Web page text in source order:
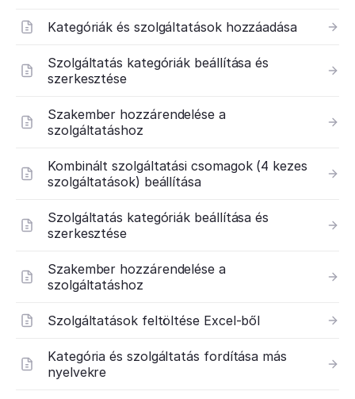
Kategóriák és szolgáltatások hozzáadása
Szolgáltatás kategóriák beállítása és
szerkesztése
Szakember hozzárendelése a
szolgáltatáshoz
Kombinált szolgáltatási csomagok (4 kezes
szolgáltatások) beállítása
Szolgáltatás kategóriák beállítása és
szerkesztése
Szakember hozzárendelése a
szolgáltatáshoz
Szolgáltatások feltöltése Excel-ből
Kategória és szolgáltatás fordítása más
nyelvekre